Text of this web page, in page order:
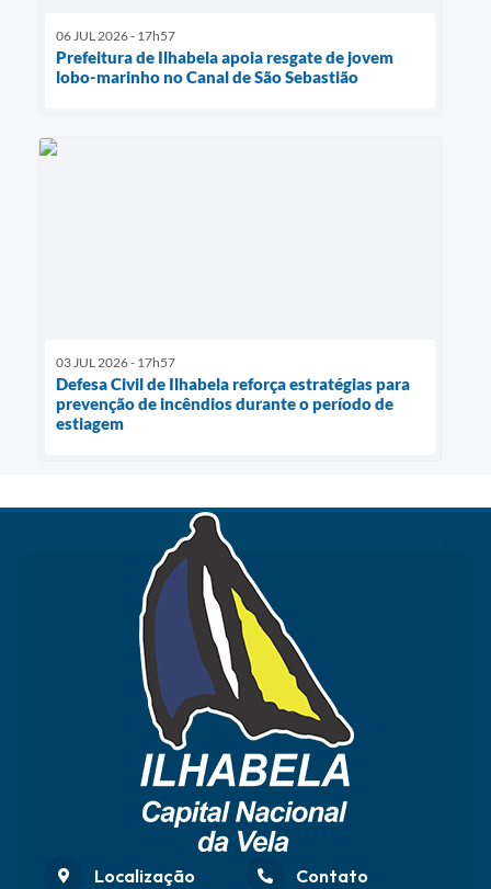
06 JUL 2026 - 17h57
Prefeitura de Ilhabela apoia resgate de jovem
lobo-marinho no Canal de São Sebastião
03 JUL 2026 - 17h57
Defesa Civil de Ilhabela reforça estratégias para
prevenção de incêndios durante o período de
estiagem
Localização Contato